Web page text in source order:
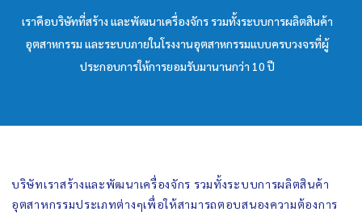
เราคือบริษัทที่สร้าง และพัฒนาเครื่องจักร รวมทั้งระบบการผลิตสินค้า
อุตสาหกรรม และระบบภายในโรงงานอุตสาหกรรมแบบครบวงจรที่ผู้
ประกอบการให้การยอมรับมานานกว่า 10 ปี
บริษัทเราสร้างและพัฒนาเครื่องจักร รวมทั้งระบบการผลิตสินค้า
อุตสาหกรรมประเภทต่างๆเพื่อให้สามารถตอบสนองความต้องการ